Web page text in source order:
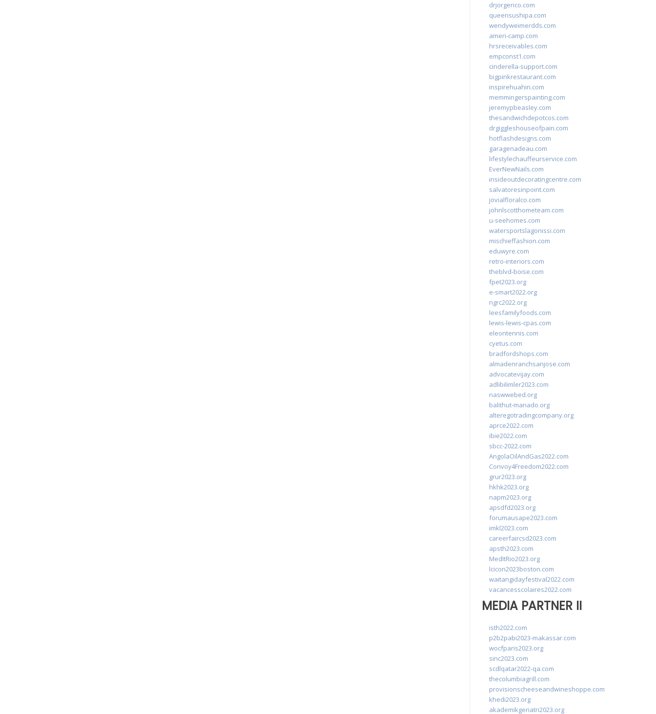
drjorgerico.com
queensushipa.com
wendyweimerdds.com
ameri-camp.com
hrsreceivables.com
empconst1.com
cinderella-support.com
bigpinkrestaurant.com
inspirehuahin.com
memmingerspainting.com
jeremypbeasley.com
thesandwichdepotcos.com
drgiggleshouseofpain.com
hotflashdesigns.com
garagenadeau.com
lifestylechauffeurservice.com
EverNewNails.com
insideoutdecoratingcentre.com
salvatoresinpoint.com
jovialfloralco.com
johnlscotthometeam.com
u-seehomes.com
watersportslagonissi.com
mischieffashion.com
eduwyre.com
retro-interiors.com
theblvd-boise.com
fpet2023.org
e-smart2022.org
ngrc2022.org
leesfamilyfoods.com
lewis-lewis-cpas.com
eleontennis.com
cyetus.com
bradfordshops.com
almadenranchsanjose.com
advocatevijay.com
adlibilimler2023.com
naswwebed.org
balithut-manado.org
alteregotradingcompany.org
aprce2022.com
ibie2022.com
sbcc-2022.com
AngolaOilAndGas2022.com
Convoy4Freedom2022.com
grur2023.org
hkhk2023.org
napm2023.org
apsdfd2023.org
forumausape2023.com
imkl2023.com
careerfaircsd2023.com
apsth2023.com
MedItRio2023.org
lcicon2023boston.com
waitangidayfestival2022.com
vacancesscolaires2022.com
MEDIA PARTNER II
isth2022.com
p2b2pabi2023-makassar.com
wocfparis2023.org
sinc2023.com
scdlqatar2022-qa.com
thecolumbiagrill.com
provisionscheeseandwineshoppe.com
khedi2023.org
akademikgeriatri2023.org